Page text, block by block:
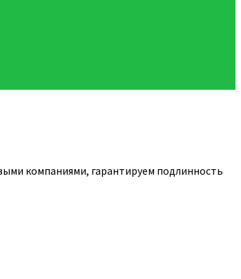
компаниями, гарантируем подлинность